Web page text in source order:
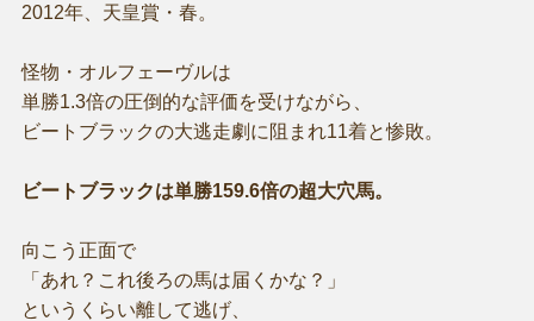
2012年、天皇賞・春。
怪物・オルフェーヴルは
単勝1.3倍の圧倒的な評価を受けながら、
ビートブラックの大逃走劇に阻まれ11着と惨敗。
ビートブラックは単勝159.6倍の超大穴馬。
向こう正面で
「あれ？これ後ろの馬は届くかな？」
というくらい離して逃げ、